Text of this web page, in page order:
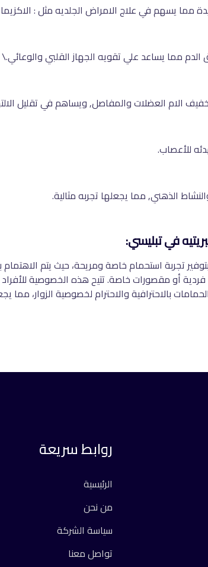
مما يسهم في علاج الامراض الجلديه مثل :
الدم مما يساعد علي تقويه الجهاز القلبي والوعائي.\
الام العضلات والمفاصل, ويساهم في تقليل
للأعصاب.
الذهني, مما يجعلها تجربه مثالية.
في تبليسي:
تجربة استحمام خاصة ومريحة، حيث يتم
أو مقصورات خاصة. تتيح هذه الخصوصية للأفراد
بالاحترافية والاحترام لخصوصية الزوار،
روابط سريعة
الرئيسية
من نحن
سياسة الشركة
تواصل معنا